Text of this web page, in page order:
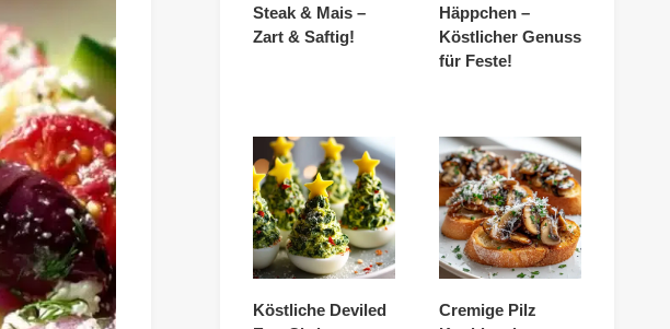
Steak & Mais –
Zart & Saftig!
Häppchen –
Köstlicher Genuss
für Feste!
Köstliche Deviled
Cremige Pilz